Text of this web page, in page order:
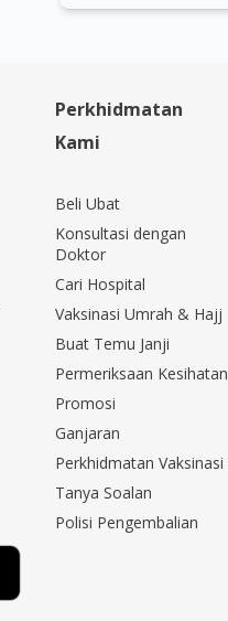
Perkhidmatan
Kami
Beli Ubat
Konsultasi dengan
Doktor
Cari Hospital
Vaksinasi Umrah & Hajj
Buat Temu Janji
Permeriksaan Kesihatan
Promosi
Ganjaran
Perkhidmatan Vaksinasi
Tanya Soalan
Polisi Pengembalian